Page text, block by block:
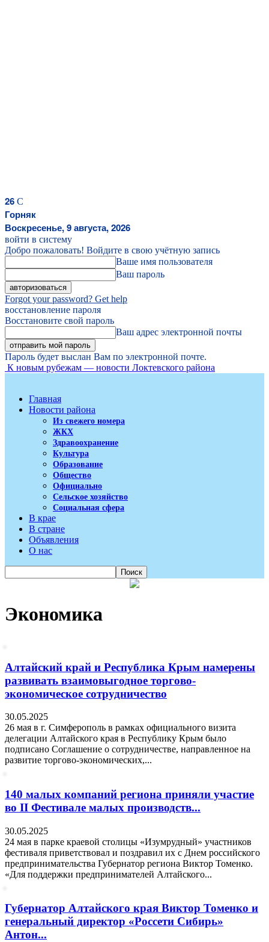
26 C
Горняк
Воскресенье, 9 августа, 2026
войти в систему
Добро пожаловать! Войдите в свою учётную запись
Ваше имя пользователя
Ваш пароль
Forgot your password? Get help
восстановление пароля
Восстановите свой пароль
Ваш адрес электронной почты
Пароль будет выслан Вам по электронной почте.
К новым рубежам — новости Локтевского района
Главная
Новости района
Из свежего номера
ЖКХ
Здравоохранение
Культура
Образование
Общество
Официально
Сельское хозяйство
Социальная сфера
В крае
В стране
Объявления
О нас
Экономика
Алтайский край и Республика Крым намерены
развивать взаимовыгодное торгово-
экономическое сотрудничество
30.05.2025
26 мая в г. Симферополь в рамках официального визита
делегации Алтайского края в Республику Крым было
подписано Соглашение о сотрудничестве, направленное на
развитие торгово-экономических,...
140 малых компаний региона приняли участие
во II Фестивале малых производств...
30.05.2025
24 мая в парке краевой столицы «Изумрудный» участников
фестиваля приветствовал и поздравил их с Днем российского
предпринимательства Губернатор региона Виктор Томенко.
«Для поддержки предпринимателей Алтайского...
Губернатор Алтайского края Виктор Томенко и
генеральный директор «Россети Сибирь»
Антон...